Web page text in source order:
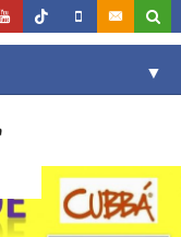
▼
▼